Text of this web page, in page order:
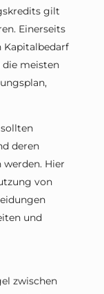
gilt
Einerseits
Kapitalbedarf
die meisten
deren
Hier
von
und
zwischen